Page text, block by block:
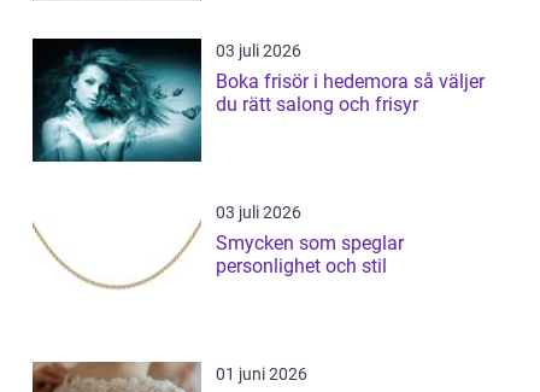
03 juli 2026
Boka frisör i hedemora så väljer
du rätt salong och frisyr
03 juli 2026
Smycken som speglar
personlighet och stil
01 juni 2026